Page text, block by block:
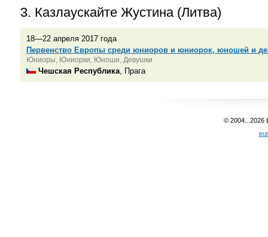
3. Казлаускайте Жустина (Литва)
18—22 апреля 2017 года
Первенство Европы среди юниоров и юниорок, юношей и
Юниоры, Юниорки, Юноши, Девушки
Чешская Республика, Прага
© 2004...2026